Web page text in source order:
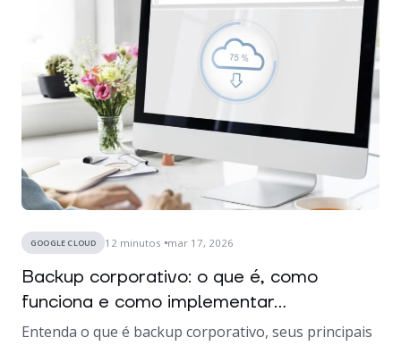
GOOGLE CLOUD 12 minutos mar 17, 2026
Backup corporativo: o que é, como
funciona e como implementar...
Entenda o que é backup corporativo, seus principais